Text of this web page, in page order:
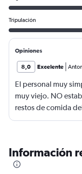
Tripulación
Opiniones
8,0 Excelente
El personal muy
muy viejo. NO
restos de comida
servilletas.
Información